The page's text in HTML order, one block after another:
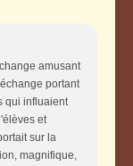
amusant
portant
qui influaient
et
sur la
magnifique,